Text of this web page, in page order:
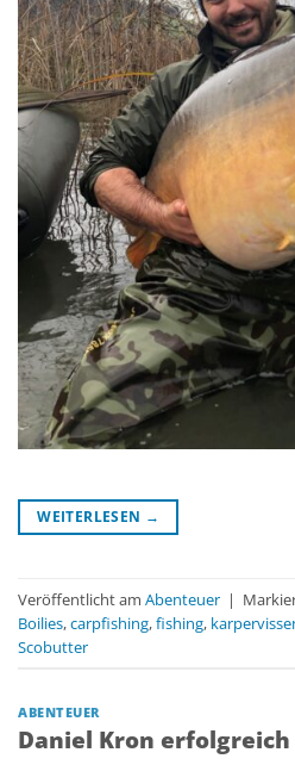
WEITERLESEN →
Veröffentlicht am Abenteuer |
Boilies,carpfishing,fishing,
Scobutter
ABENTEUER
Daniel Kron